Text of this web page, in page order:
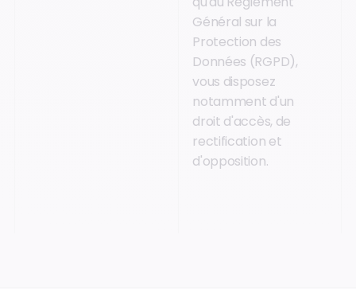
Général sur la
Protection des
Données (RGPD),
vous disposez
notamment d'un
droit d'accès, de
rectification et
d'opposition.